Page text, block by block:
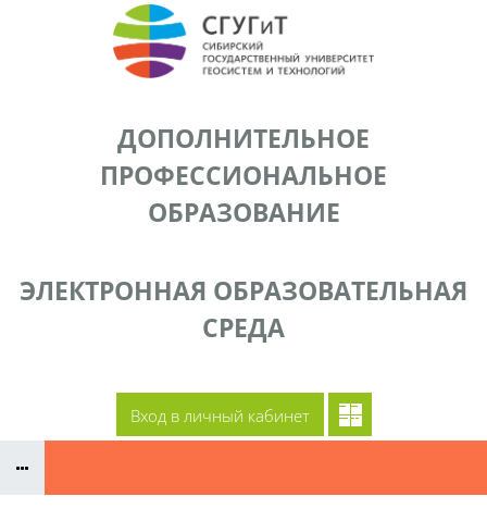
Перейти к основному содержанию
ДОПОЛНИТЕЛЬНОЕ
ПРОФЕССИОНАЛЬНОЕ
ОБРАЗОВАНИЕ
ЭЛЕКТРОННАЯ ОБРАЗОВАТЕЛЬНАЯ
СРЕДА
Вход в личный кабинет